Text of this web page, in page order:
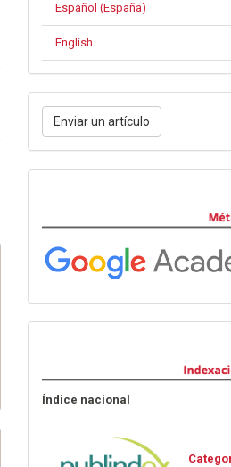
Español (España)
English
Enviar
un
artículo
Enviar un artículo
Índice nacional